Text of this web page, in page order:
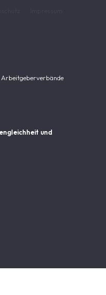
Arbeitgeberverbände
und